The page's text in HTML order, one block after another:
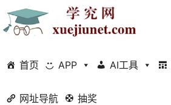
首页 APP AI工具
网址导航 抽奖
当前位置：首页